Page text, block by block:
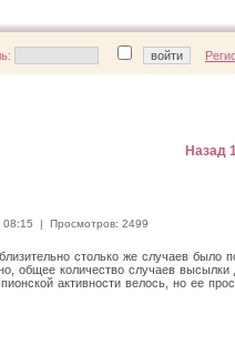
Назад
08:15 | Просмотров: 2499
столько же случаев было
общее количество случаев
активности велось, но ее